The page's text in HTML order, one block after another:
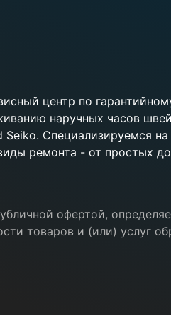
центр по
наручных часов
Seiko. Специализируемся
ремонта - от простых
офертой,
товаров и (или) услуг